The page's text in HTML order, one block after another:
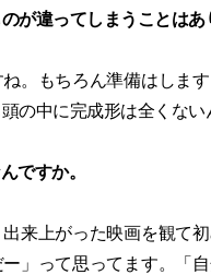
が違ってしまうことはあ
。もちろん準備はしま
の中に完成形は全くない
ですか。
来上がった映画を観て
」って思ってます。「